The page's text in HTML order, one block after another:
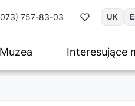
757-83-03 UK
Muzea Interesujące